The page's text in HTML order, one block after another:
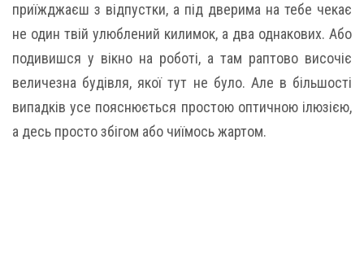
приїжджаєш з відпустки, а під дверима на тебе чекає
не один твій улюблений килимок, а два однакових. Або
подивишся у вікно на роботі, а там раптово височіє
величезна будівля, якої тут не було. Але в більшості
випадків усе пояснюється простою оптичною ілюзією,
а десь просто збігом або чиїмось жартом.